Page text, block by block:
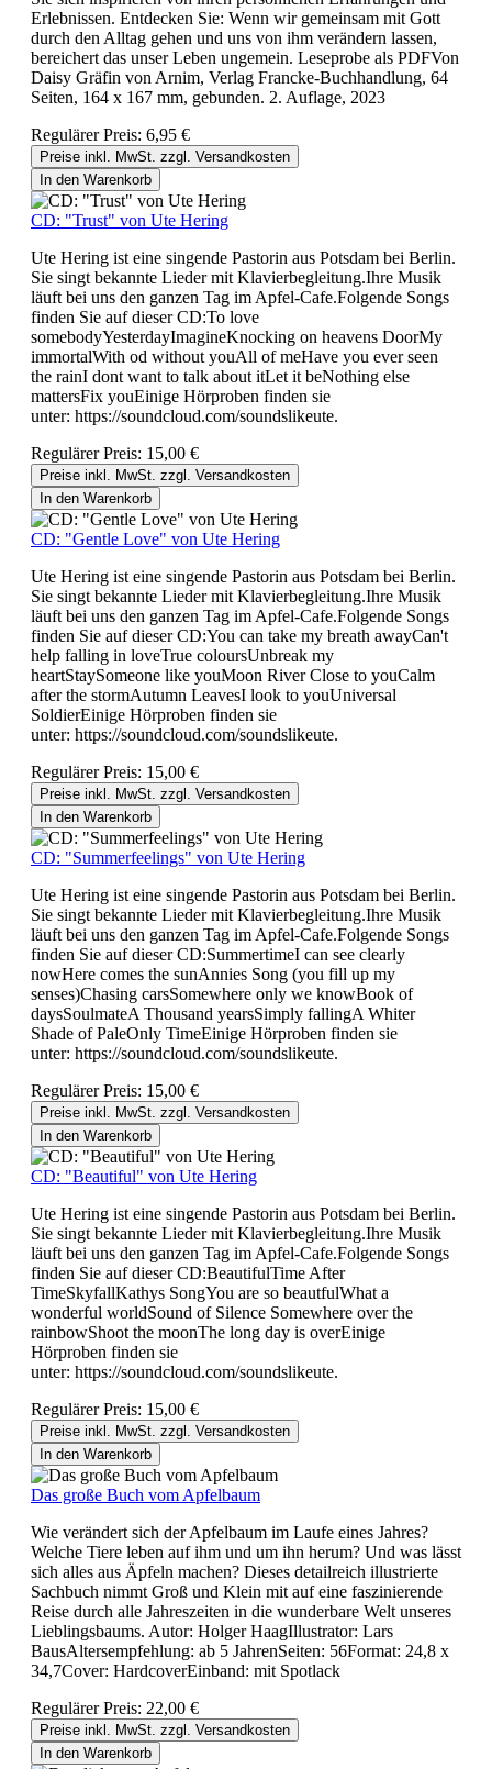
Erlebnissen. Entdecken Sie: Wenn wir gemeinsam mit Gott
durch den Alltag gehen und uns von ihm verändern lassen,
bereichert das unser Leben ungemein. Leseprobe als PDFVon
Daisy Gräfin von Arnim, Verlag Francke-Buchhandlung, 64
Seiten, 164 x 167 mm, gebunden. 2. Auflage, 2023
Regulärer Preis: 6,95 €
Preise inkl. MwSt. zzgl. Versandkosten
In den Warenkorb
CD: "Trust" von Ute Hering
Ute Hering ist eine singende Pastorin aus Potsdam bei Berlin.
Sie singt bekannte Lieder mit Klavierbegleitung.Ihre Musik
läuft bei uns den ganzen Tag im Apfel-Cafe.Folgende Songs
finden Sie auf dieser CD:To love
somebodyYesterdayImagineKnocking on heavens DoorMy
immortalWith od without youAll of meHave you ever seen
the rainI dont want to talk about itLet it beNothing else
mattersFix youEinige Hörproben finden sie
unter: https://soundcloud.com/soundslikeute.
Regulärer Preis: 15,00 €
Preise inkl. MwSt. zzgl. Versandkosten
In den Warenkorb
CD: "Gentle Love" von Ute Hering
Ute Hering ist eine singende Pastorin aus Potsdam bei Berlin.
Sie singt bekannte Lieder mit Klavierbegleitung.Ihre Musik
läuft bei uns den ganzen Tag im Apfel-Cafe.Folgende Songs
finden Sie auf dieser CD:You can take my breath awayCan't
help falling in loveTrue coloursUnbreak my
heartStaySomeone like youMoon River Close to youCalm
after the stormAutumn LeavesI look to youUniversal
SoldierEinige Hörproben finden sie
unter: https://soundcloud.com/soundslikeute.
Regulärer Preis: 15,00 €
Preise inkl. MwSt. zzgl. Versandkosten
In den Warenkorb
CD: "Summerfeelings" von Ute Hering
Ute Hering ist eine singende Pastorin aus Potsdam bei Berlin.
Sie singt bekannte Lieder mit Klavierbegleitung.Ihre Musik
läuft bei uns den ganzen Tag im Apfel-Cafe.Folgende Songs
finden Sie auf dieser CD:SummertimeI can see clearly
nowHere comes the sunAnnies Song (you fill up my
senses)Chasing carsSomewhere only we knowBook of
daysSoulmateA Thousand yearsSimply fallingA Whiter
Shade of PaleOnly TimeEinige Hörproben finden sie
unter: https://soundcloud.com/soundslikeute.
Regulärer Preis: 15,00 €
Preise inkl. MwSt. zzgl. Versandkosten
In den Warenkorb
CD: "Beautiful" von Ute Hering
Ute Hering ist eine singende Pastorin aus Potsdam bei Berlin.
Sie singt bekannte Lieder mit Klavierbegleitung.Ihre Musik
läuft bei uns den ganzen Tag im Apfel-Cafe.Folgende Songs
finden Sie auf dieser CD:BeautifulTime After
TimeSkyfallKathys SongYou are so beautfulWhat a
wonderful worldSound of Silence Somewhere over the
rainbowShoot the moonThe long day is overEinige
Hörproben finden sie
unter: https://soundcloud.com/soundslikeute.
Regulärer Preis: 15,00 €
Preise inkl. MwSt. zzgl. Versandkosten
In den Warenkorb
Das große Buch vom Apfelbaum
Wie verändert sich der Apfelbaum im Laufe eines Jahres?
Welche Tiere leben auf ihm und um ihn herum? Und was lässt
sich alles aus Äpfeln machen? Dieses detailreich illustrierte
Sachbuch nimmt Groß und Klein mit auf eine faszinierende
Reise durch alle Jahreszeiten in die wunderbare Welt unseres
Lieblingsbaums. Autor: Holger HaagIllustrator: Lars
BausAltersempfehlung: ab 5 JahrenSeiten: 56Format: 24,8 x
34,7Cover: HardcoverEinband: mit Spotlack
Regulärer Preis: 22,00 €
Preise inkl. MwSt. zzgl. Versandkosten
In den Warenkorb